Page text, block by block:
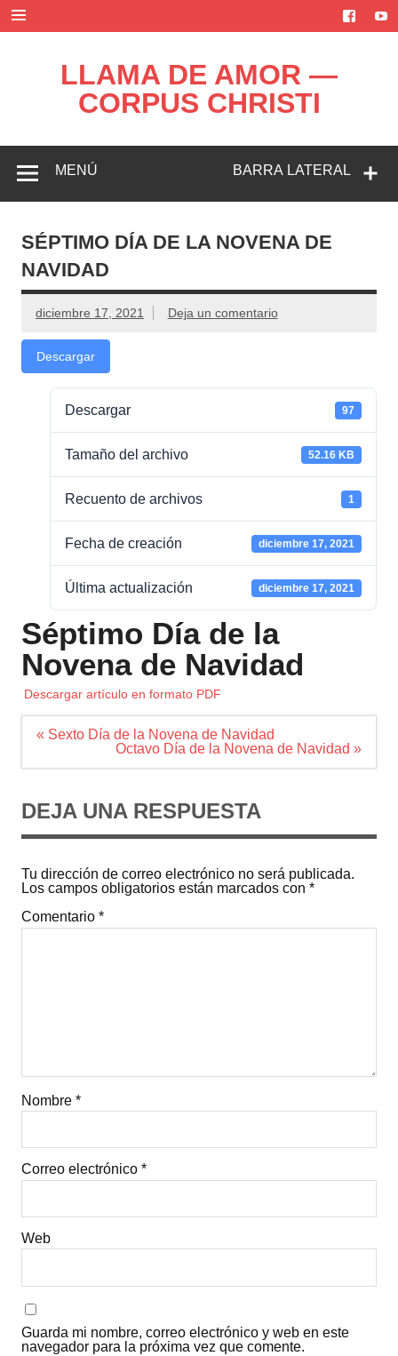
contenido
LLAMA DE AMOR —
CORPUS CHRISTI
BARRA LATERAL
MENÚ
SÉPTIMO DÍA DE LA NOVENA DE
NAVIDAD
diciembre 17, 2021 Deja un comentario
Descargar
Descargar 97
Tamaño del archivo 52.16 KB
Recuento de archivos 1
Fecha de creación diciembre 17, 2021
Última actualización diciembre 17, 2021
Séptimo Día de la
Novena de Navidad
Descargar artículo en formato PDF
Navegación
« Sexto Día de la Novena de Navidad
Octavo Día de la Novena de Navidad »
DEJA UNA RESPUESTA
Tu dirección de correo electrónico no será publicada.
Los campos obligatorios están marcados con *
Comentario *
Nombre *
Correo electrónico *
Web
Guarda mi nombre, correo electrónico y web en este
navegador para la próxima vez que comente.